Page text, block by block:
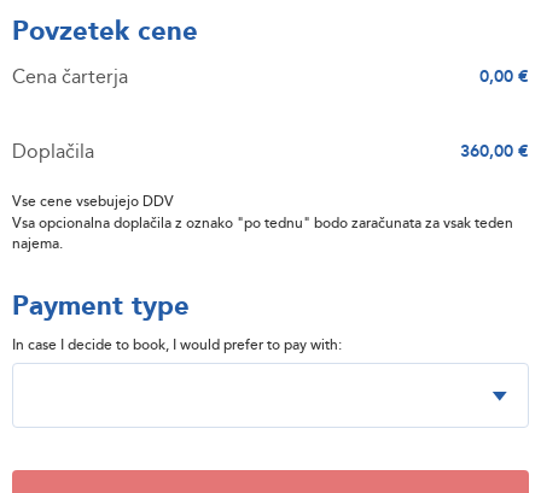
Povzetek cene
Cena čarterja 0,00 €
Doplačila 360,00 €
Vse cene vsebujejo DDV
Vsa opcionalna doplačila z oznako "po tednu" bodo zaračunata za vsak teden
najema.
Payment type
In case I decide to book, I would prefer to pay with: